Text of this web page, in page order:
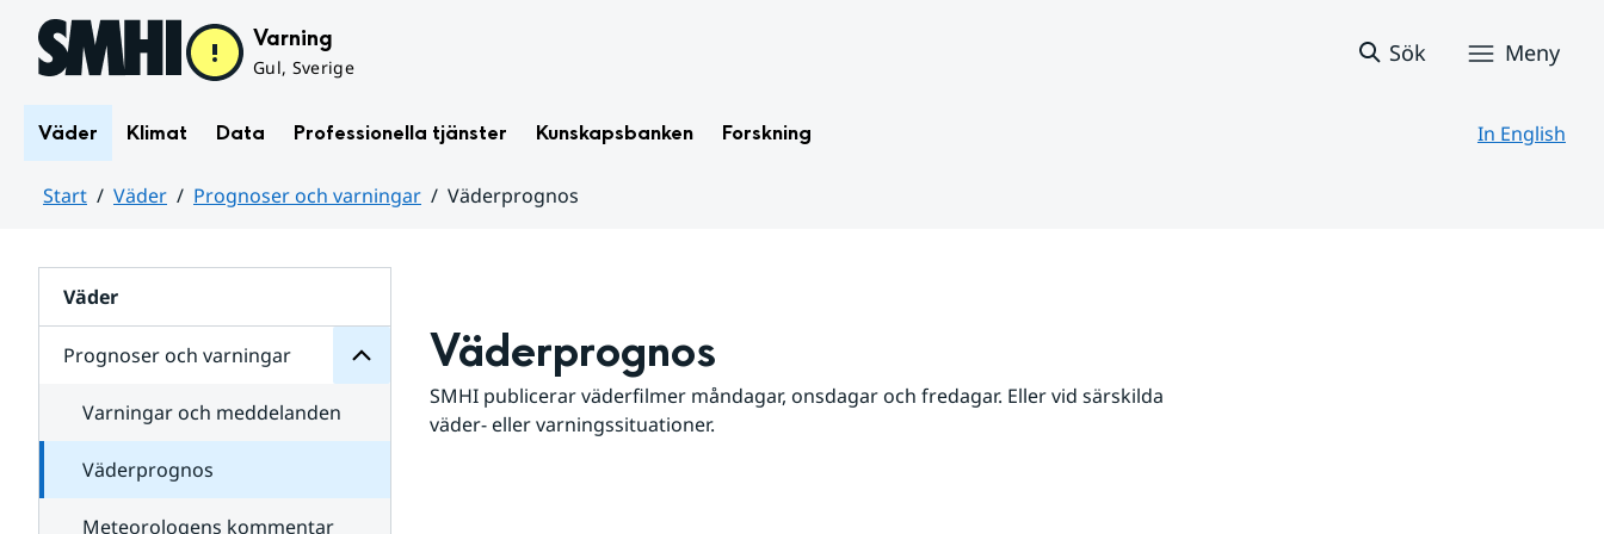
Hoppa till sidans innehåll Varning
Gul, Sverige
Sök Meny
Väder Klimat Data Professionella tjänster Kunskapsbanken Forskning In English
Start Väder Prognoser och varningar
Väderprognos
Väder
Prognoser och varningar
för
varningar
Varningar och meddelanden
Väderprognos
Meteorologens kommentar
Väderprognos
SMHI publicerar väderfilmer måndagar, onsdagar och fredagar. Eller vid särskilda
väder- eller varningssituationer.